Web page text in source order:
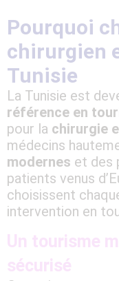
Pourquoi
chirurgien
Tunisie
La Tunisie est
référence en
pour la chirurgie
médecins
modernes et des
patients venus
choisissent
intervention en
Un tourisme
sécurisé